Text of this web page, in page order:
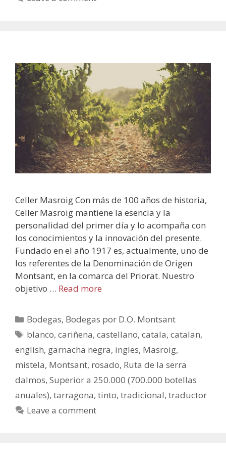
Celler Masroig Con más de 100 años de historia,
Celler Masroig mantiene la esencia y la
personalidad del primer día y lo acompaña con
los conocimientos y la innovación del presente.
Fundado en el año 1917 es, actualmente, uno de
los referentes de la Denominación de Origen
Montsant, en la comarca del Priorat. Nuestro
objetivo … Read more
Bodegas, Bodegas por D.O. Montsant
blanco,cariñena,castellano,catala,catalan,
english, garnacha negra, ingles, Masroig,
mistela, Montsant, rosado, Ruta de la serra
dalmos, Superior a 250.000 (700.000 botellas
anuales), tarragona, tinto, tradicional, traductor
Leave a comment